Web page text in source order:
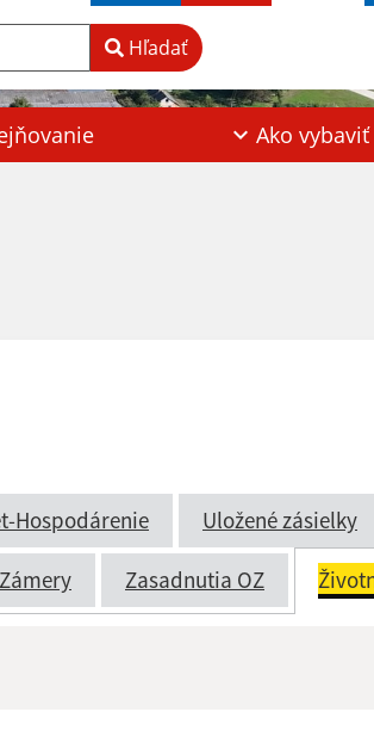
Hľadať
Ako vybaviť
Hospodárenie Uložené zásielky
Zámery Zasadnutia OZ